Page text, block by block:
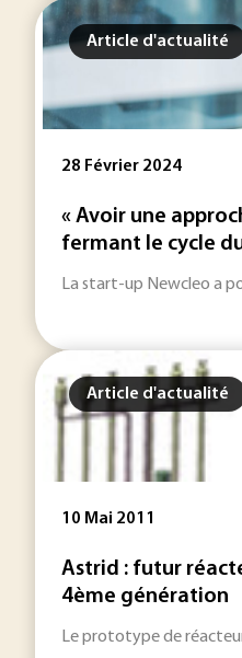
Article d'actualité
28 Février 2024
« Avoir une
fermant le cycle
La start-up Newcleo a
Article d'actualité
10 Mai 2011
Astrid : futur
4ème génération
Le prototype de